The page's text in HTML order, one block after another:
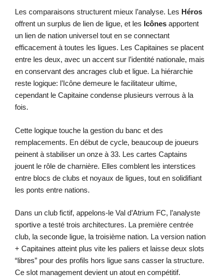
Les comparaisons structurent mieux l’analyse. Les Héros
offrent un surplus de lien de ligue, et les Icônes apportent
un lien de nation universel tout en se connectant
efficacement à toutes les ligues. Les Capitaines se placent
entre les deux, avec un accent sur l’identité nationale, mais
en conservant des ancrages club et ligue. La hiérarchie
reste logique: l’Icône demeure le facilitateur ultime,
cependant le Capitaine condense plusieurs verrous à la
fois.
Cette logique touche la gestion du banc et des
remplacements. En début de cycle, beaucoup de joueurs
peinent à stabiliser un onze à 33. Les cartes Captains
jouent le rôle de charnière. Elles comblent les interstices
entre blocs de clubs et noyaux de ligues, tout en solidifiant
les ponts entre nations.
Dans un club fictif, appelons-le Val d’Atrium FC, l’analyste
sportive a testé trois architectures. La première centrée
club, la seconde ligue, la troisième nation. La version nation
+ Capitaines atteint plus vite les paliers et laisse deux slots
“libres” pour des profils hors ligue sans casser la structure.
Ce slot management devient un atout en compétitif.